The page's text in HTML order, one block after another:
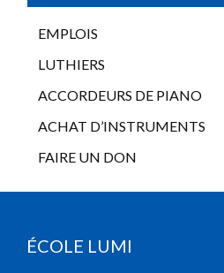
EMPLOIS
LUTHIERS
ACCORDEURS DE PIANO
ACHAT D’INSTRUMENTS
FAIRE UN DON
ÉCOLE LUMI